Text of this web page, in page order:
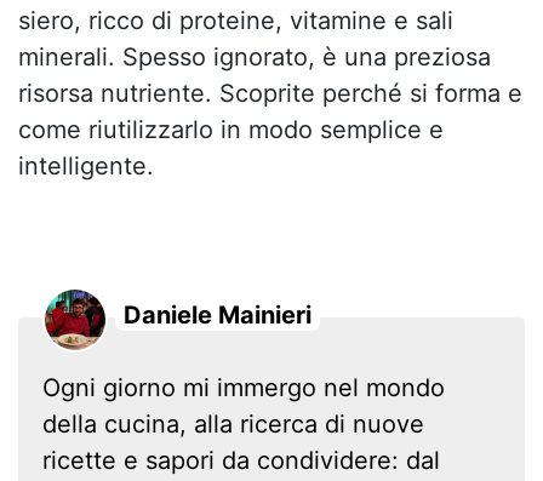
siero, ricco di proteine, vitamine e sali
minerali. Spesso ignorato, è una preziosa
risorsa nutriente. Scoprite perché si forma e
come riutilizzarlo in modo semplice e
intelligente.
Daniele Mainieri
Ogni giorno mi immergo nel mondo
della cucina, alla ricerca di nuove
ricette e sapori da condividere: dal